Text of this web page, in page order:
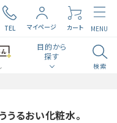
TEL マイページ カート MENU
目的から
探す
検索
うるおい化粧水。